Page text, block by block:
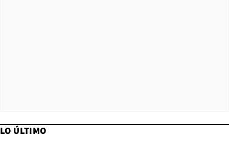
LO ÚLTIMO